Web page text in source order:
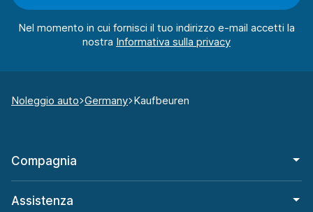
Nel momento in cui fornisci il tuo indirizzo e-mail accetti la
nostra
Noleggio auto Germany Kaufbeuren
Compagnia
Assistenza